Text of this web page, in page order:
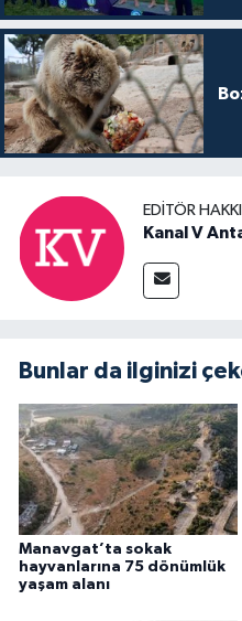
EDITÖR
Kanal V
Bunlar da ilginizi
Manavgat’ta sokak
hayvanlarına 75 dönümlük
yaşam alanı